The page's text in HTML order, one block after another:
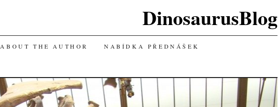
DinosaurusBlog
ABOUT THE AUTHOR NABÍDKA PŘEDNÁŠEK